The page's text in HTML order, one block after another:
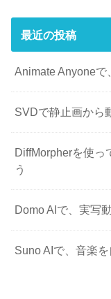
最近の投稿
Animate Anyoneで
SVDで静止画から
DiffMorpherを使っ
う
Domo AIで、実写
Suno AIで、音楽を